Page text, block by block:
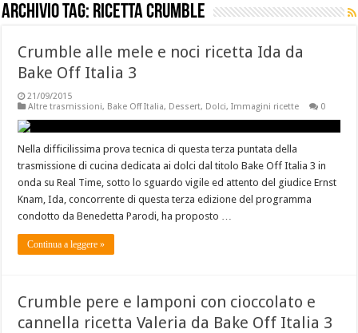
Archivio tag: ricetta crumble
Crumble alle mele e noci ricetta Ida da
Bake Off Italia 3
21/09/2015
Altre trasmissioni, Bake Off Italia, Dessert, Dolci,Immagini ricette 0
Nella difficilissima prova tecnica di questa terza puntata della
trasmissione di cucina dedicata ai dolci dal titolo Bake Off Italia 3 in
onda su Real Time, sotto lo sguardo vigile ed attento del giudice Ernst
Knam, Ida, concorrente di questa terza edizione del programma
condotto da Benedetta Parodi, ha proposto …
Continua a leggere »
Crumble pere e lamponi con cioccolato e
cannella ricetta Valeria da Bake Off Italia 3